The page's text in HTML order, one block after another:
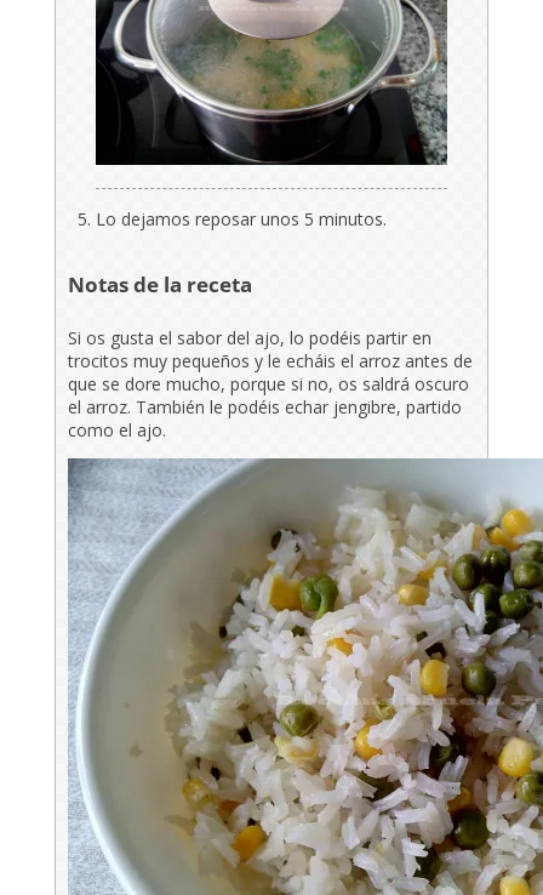
Lo dejamos reposar unos 5 minutos.
Notas de la receta
Si os gusta el sabor del ajo, lo podéis partir en
trocitos muy pequeños y le echáis el arroz antes de
que se dore mucho, porque si no, os saldrá oscuro
el arroz. También le podéis echar jengibre, partido
como el ajo.